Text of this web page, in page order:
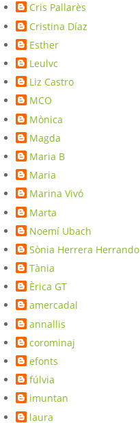
Cris Pallarès
Cristina Díaz
Esther
Leulvc
Liz Castro
MCO
Mònica
Magda
Maria B
Maria
Marina Vivó
Marta
Noemí Ubach
Sònia Herrera Herrando
Tània
Èrica GT
amercadal
annallis
corominaj
efonts
fúlvia
imuntan
laura